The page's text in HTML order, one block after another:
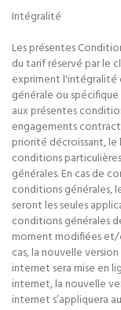
Intégralité
Les présentes
du tarif réservé par le
expriment l'intégralité
générale ou
aux présentes
engagements
priorité décroissant,
conditions
générales. En cas de
conditions générales,
seront les seules
conditions générales
moment modifiées et/
cas, la nouvelle
internet sera mise en
internet, la nouvelle
internet s’appliquera